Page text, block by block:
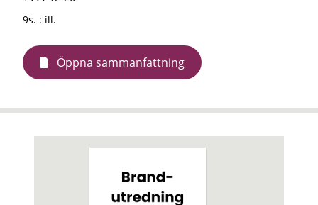
9s. : ill.
Öppna sammanfattning